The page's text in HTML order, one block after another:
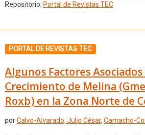
Repositorio: Portal de Revistas TEC
PORTAL DE REVISTAS TEC
Algunos Factores
Crecimiento de Melina
Roxb) en la Zona Norte de
porCalvo-Alvarado, Julio César, Camacho-